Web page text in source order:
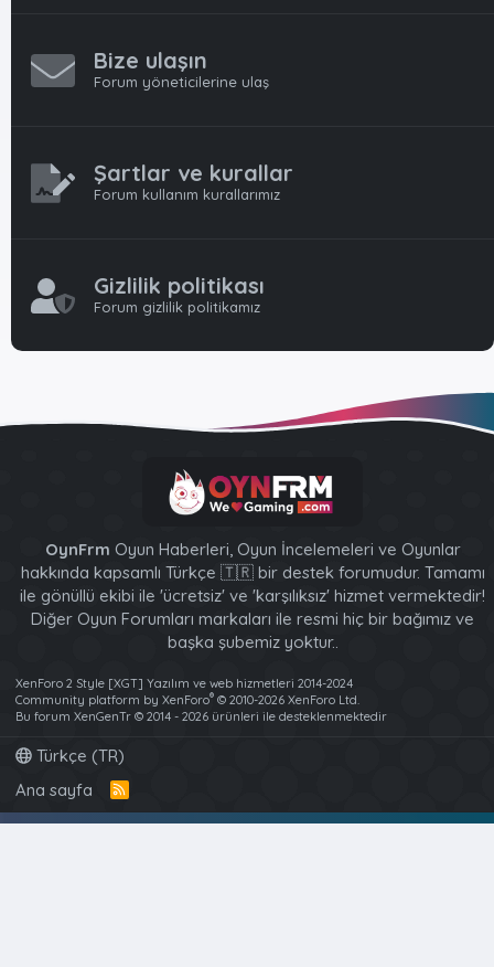
Bize ulaşın
Forum yöneticilerine ulaş
Şartlar ve kurallar
Forum kullanım kurallarımız
Gizlilik politikası
Forum gizlilik politikamız
OynFrm Oyun Haberleri, Oyun İncelemeleri ve Oyunlar
hakkında kapsamlı Türkçe 🇹🇷 bir destek forumudur. Tamamı
ile gönüllü ekibi ile 'ücretsiz' ve 'karşılıksız' hizmet vermektedir!
Diğer Oyun Forumları markaları ile resmi hiç bir bağımız ve
başka şubemiz yoktur..
XenForo 2 Style [XGT] Yazılım ve web hizmetleri 2014-2024
Community platform by XenForo® © 2010-2026 XenForo Ltd.
Bu forum XenGenTr © 2014 - 2026 ürünleri ile desteklenmektedir
Türkçe (TR)
Ana sayfa
R
S